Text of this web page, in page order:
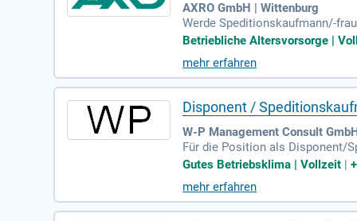
AXRO GmbH | Wittenburg
Werde Speditionskaufmann/-
eglied zwischen Fahrern,
ten zusammen. Mit einer
unseres starken Teams und
Betriebliche Altersvorsorge |
mehr erfahren
Disponent /
W-P Management Consult
Für die Position als Disponent/
r Unternehmen ist in der
n. Wir erwarten eine
arkeit sowie sichere PC-
Gutes Betriebsklima | Vollzeit |
mehr erfahren